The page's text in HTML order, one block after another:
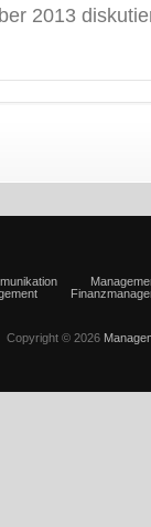
2013
Copyright © 2026